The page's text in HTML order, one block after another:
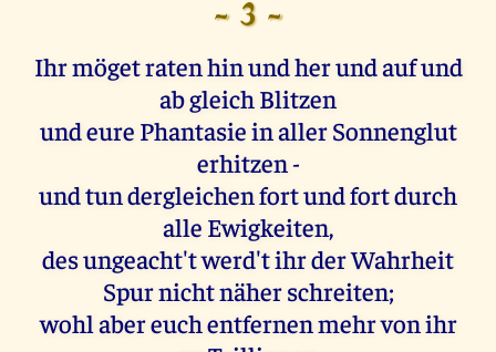
- 3 -
Ihr möget raten hin und her und auf und
ab gleich Blitzen
und eure Phantasie in aller Sonnenglut
erhitzen -
und tun dergleichen fort und fort durch
alle Ewigkeiten,
des ungeacht't werd't ihr der Wahrheit
Spur nicht näher schreiten;
wohl aber euch entfernen mehr von ihr